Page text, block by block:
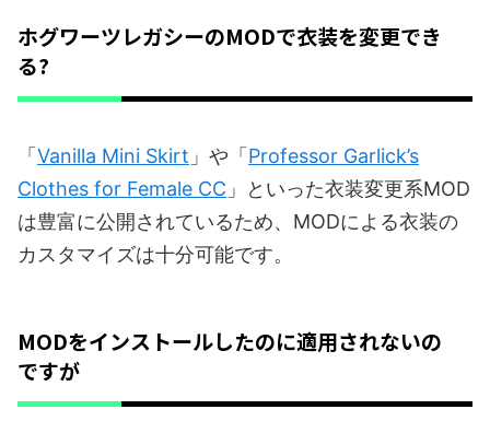
ホグワーツレガシーのMODで衣装を変更でき
る?
「 Vanilla Mini Skirt 」や「 Professor Garlick’s
Clothes for Female CC 」といった衣装変更系MOD
は豊富に公開されているため、MODによる衣装の
カスタマイズは十分可能です。
MODをインストールしたのに適用されないの
ですが